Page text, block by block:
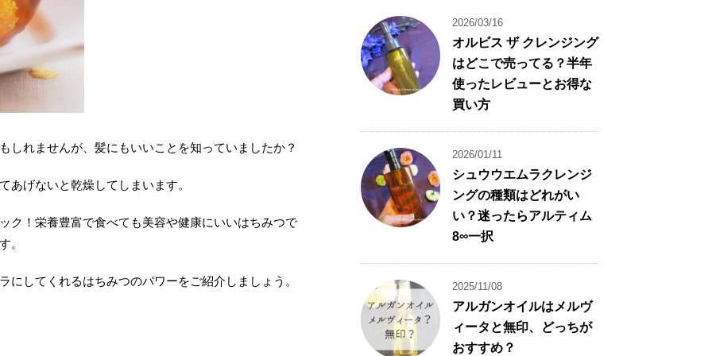
しれませんが、髪にもいいことを知っていましたか？
あげないと乾燥してしまいます。
ク！栄養豊富で食べても美容や健康にいいはちみつで
。
にしてくれるはちみつのパワーをご紹介しましょう。
2026/03/16
オルビス ザ クレンジング
はどこで売ってる？半年
使ったレビューとお得な
買い方
2026/01/11
シュウウエムラクレンジ
ングの種類はどれがい
い？迷ったらアルティム
8∞一択
2025/11/08
アルガンオイルはメルヴ
ィータと無印、どっちが
おすすめ？